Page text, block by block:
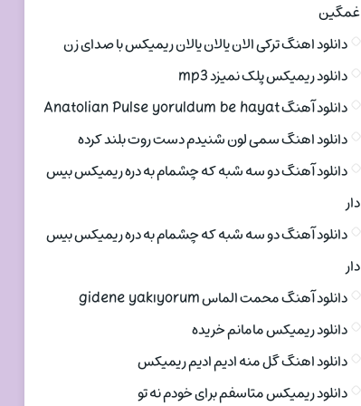
غمگین
دانلود اهنگ ترکی الان یالان یالان ریمیکس با صدای زن
دانلود ریمیکس پلک نمیزد mp3
دانلود آهنگ Anatolian Pulse yoruldum be hayat
دانلود اهنگ سمی لون شنیدم دست روت بلند کرده
دانلود آهنگ دو سه شبه که چشمام به دره ریمیکس بیس
دار
دانلود آهنگ دو سه شبه که چشمام به دره ریمیکس بیس
دار
دانلود آهنگ محمت الماس gidene yakıyorum
دانلود ریمیکس مامانم خریده
دانلود اهنگ گل منه ادیم ادیم ریمیکس
دانلود ریمیکس متاسفم برای خودم نه تو